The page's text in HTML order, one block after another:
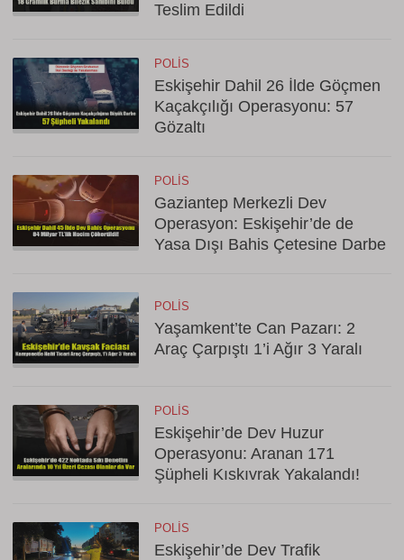
Teslim Edildi
POLIS
Eskişehir Dahil 26 İlde Göçmen
Kaçakçılığı Operasyonu: 57
Gözaltı
POLIS
Gaziantep Merkezli Dev
Operasyon: Eskişehir’de de
Yasa Dışı Bahis Çetesine Darbe
POLIS
Yaşamkent’te Can Pazarı: 2
Araç Çarpıştı 1’i Ağır 3 Yaralı
POLIS
Eskişehir’de Dev Huzur
Operasyonu: Aranan 171
Şüpheli Kıskıvrak Yakalandı!
POLIS
Eskişehir’de Dev Trafik